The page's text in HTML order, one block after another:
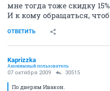
мне тогда тоже скидку 15%
И к кому обращаться,
ОТВЕТИТЬ
Kaprizzka
Анонимный пользователь
07 октября 2009 30515
По дверям Ивакон.